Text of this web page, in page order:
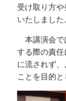
受け取り方
いたしました
本講演会で
する際の責任
に流されず
ことを目的と